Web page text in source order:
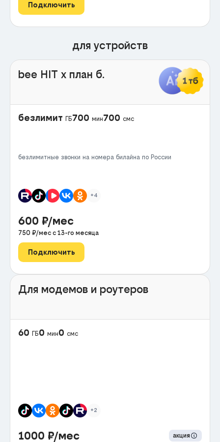
Подключить
для устройств
bee HIT x план б.
безлимит ГБ700 мин700 смс
безлимитные звонки на номера билайна по России
+4
600 ₽/мес
750 ₽/мес с 13-го месяца
Подключить
Для модемов и роутеров
60 ГБ0 мин0 смс
+2
1000 ₽/мес акция